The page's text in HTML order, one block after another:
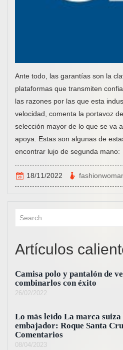
Ante todo, las garantías son la
plataformas que transmiten
las razones por las que esta
velocidad, comenta la portavoz
selección mayor de lo que se va
apoya. Estas son algunas de
encontrar lujo de segunda mano:
18/11/2022
Artículos
Camisa polo y pantalón de
combinarlos con éxito
26/02/2022
Lo más leído La marca suiza
embajador: Roque Santa
Comentarios
08/04/2023